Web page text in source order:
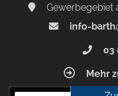
Gewerbegebiet
info-
03
Mehr